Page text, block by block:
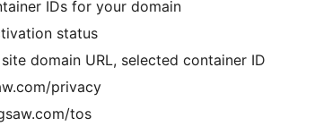
IDs for your domain
status
domain URL, selected container ID
privacy
tos